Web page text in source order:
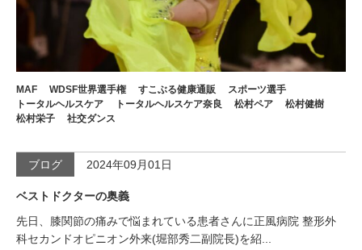
MAF WDSF世界選手権 すこぶる健康通販
スポーツ選手
トータルヘルスケア
トータルヘルスケア奈良 松村ペア
松村健樹
松村栄子
社交ダンス
ブログ 2024年09月01日
ベストドクターの奥義
先日、膝関節の痛みで悩まれている患者さんに正風病院 整形外
科セカンドオピニオン外来(堀部秀二副院長)を紹...